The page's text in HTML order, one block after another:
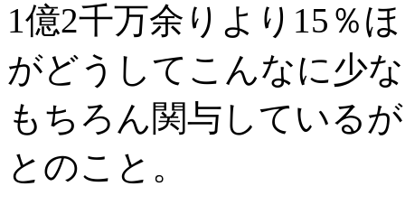
1億2千万余りより15％
がどうしてこんなに少
もちろん関与している
とのこと。